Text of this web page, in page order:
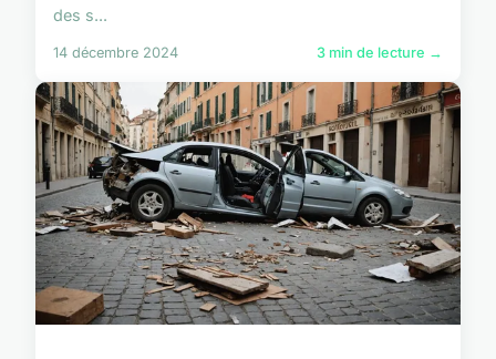
des s...
14 décembre 2024 3 min de lecture →